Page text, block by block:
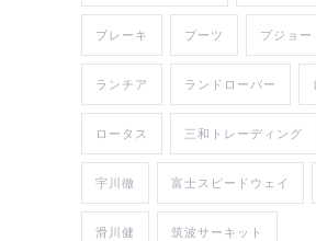
ブレーキ ブーツ プジョー
ランチア ランドローバー
ロータス 三和トレーディング
宇川徹 富士スピードウェイ
滑川健 筑波サーキット